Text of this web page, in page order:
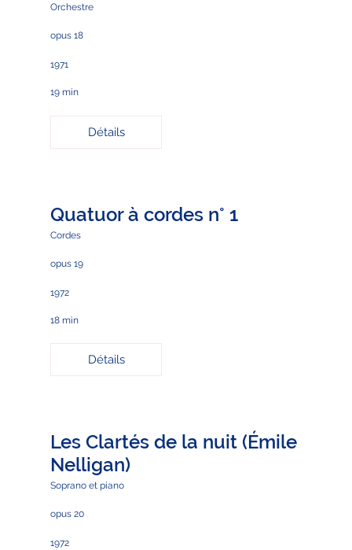
Orchestre
opus 18
1971
19 min
Détails
Quatuor à cordes n° 1
Cordes
opus 19
1972
18 min
Détails
Les Clartés de la nuit (Émile
Nelligan)
Soprano et piano
opus 20
1972